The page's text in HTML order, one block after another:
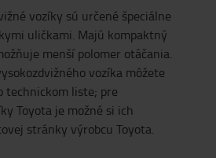
vozíky sú určené špeciálne
uličkami. Majú kompaktný
menší polomer otáčania.
vozíka môžete
technickom liste; pre
Toyota je možné si ich
stránky výrobcu Toyota.